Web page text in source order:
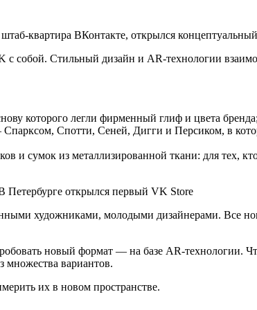
квартира ВКонтакте, открылся
собой. Стильный дизайн и AR-технологии
которого легли фирменный глиф и цвета бренда;
Спотти, Сеней, Дигги и Персиком, в
и сумок из металлизированной ткани: для тех,
художниками, молодыми дизайнерами. Все
новый формат — на базе AR-технологии.
множества вариантов.
их в новом пространстве.